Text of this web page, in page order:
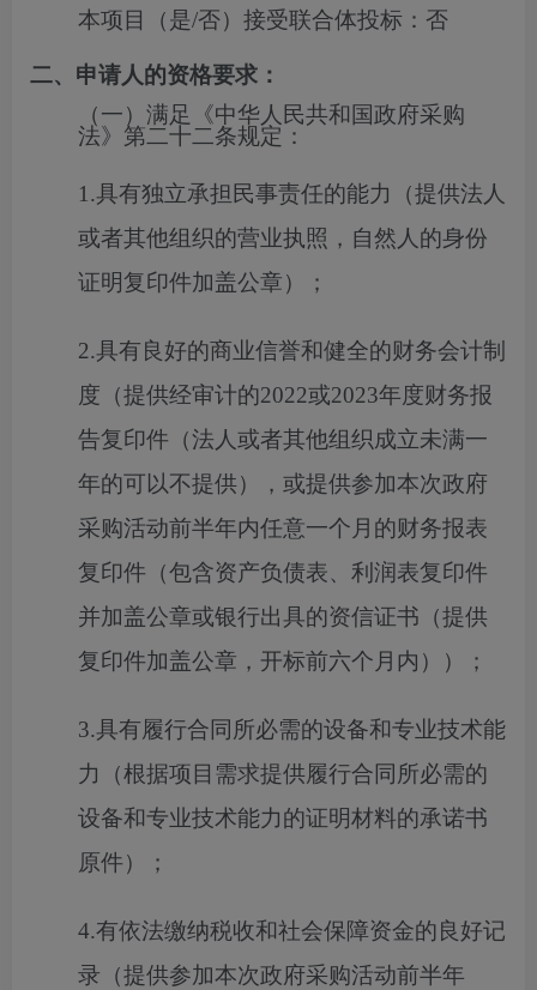
本项目（是/否）接受联合体投标： 否
二、申请人的资格要求：
（一）满足《中华人民共和国政府采购
法》第二十二条规定：
1.具有独立承担民事责任的能力（提供法人
或者其他组织的营业执照，自然人的身份
证明复印件加盖公章）；
2.具有良好的商业信誉和健全的财务会计制
度（提供经审计的2022或2023年度财务报
告复印件（法人或者其他组织成立未满一
年的可以不提供），或提供参加本次政府
采购活动前半年内任意一个月的财务报表
复印件（包含资产负债表、利润表复印件
并加盖公章或银行出具的资信证书（提供
复印件加盖公章，开标前六个月内））；
3.具有履行合同所必需的设备和专业技术能
力（根据项目需求提供履行合同所必需的
设备和专业技术能力的证明材料的承诺书
原件）；
4.有依法缴纳税收和社会保障资金的良好记
录（提供参加本次政府采购活动前半年